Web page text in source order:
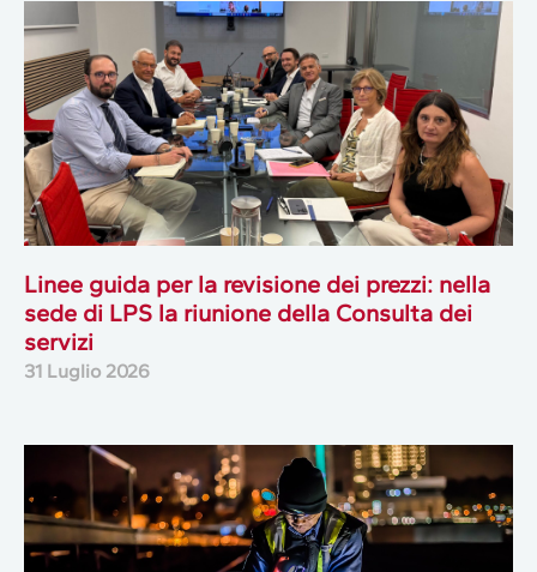
Linee guida per la revisione dei prezzi: nella
sede di LPS la riunione della Consulta dei
servizi
31 Luglio 2026